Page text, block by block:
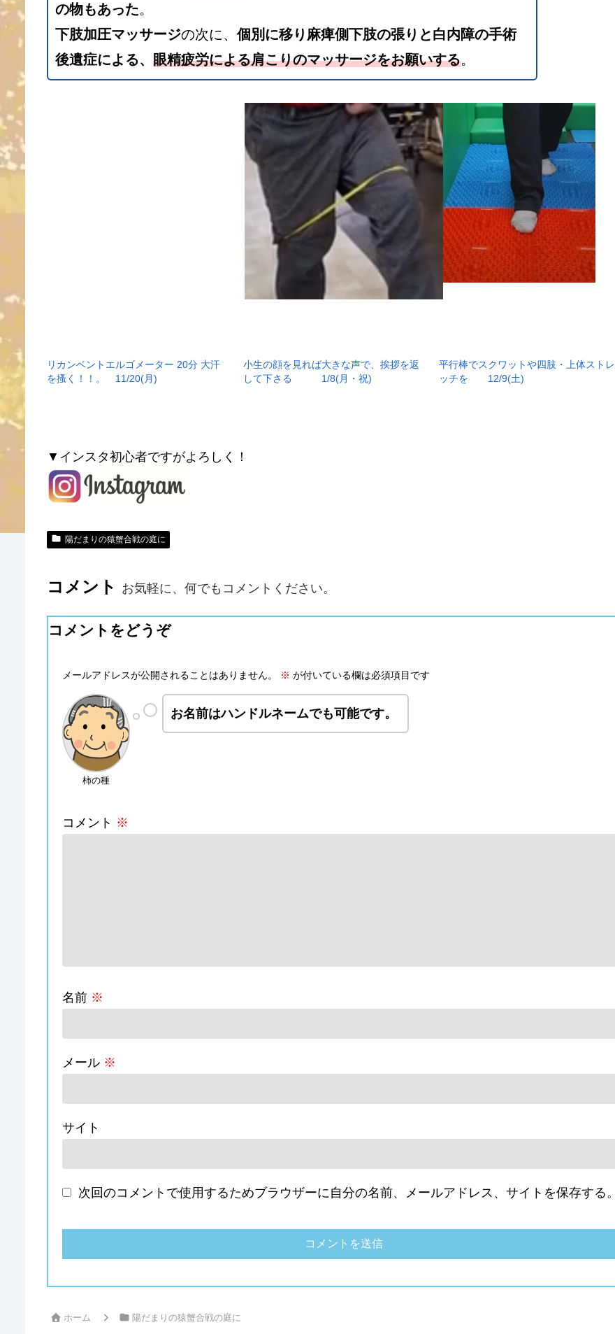
の物もあった。
下肢加圧マッサージの次に、 個別に移り麻痺側下肢の張りと白内障の手術
後遺症による、 眼精疲労による肩こりのマッサージをお願いする。
リカンベントエルゴメーター 20分 大汗
を搔く！！。 11/20(月)
小生の顔を見れば大きな声で、挨拶を返
して下さる 1/8(月・祝)
平行棒でスクワットや四肢・上体ストレ
ッチを 12/9(土)
▼インスタ初心者ですがよろしく！
陽だまりの猿蟹合戦の庭に
コメント お気軽に、何でもコメントください。
コメントをどうぞ
メールアドレスが公開されることはありません。 ※ が付いている欄は必須項目です
柿の種
お名前はハンドルネームでも可能です。
コメント ※
名前 ※
メール ※
サイト
次回のコメントで使用するためブラウザーに自分の名前、メールアドレス、サイトを保存する。
ホーム 陽だまりの猿蟹合戦の庭に